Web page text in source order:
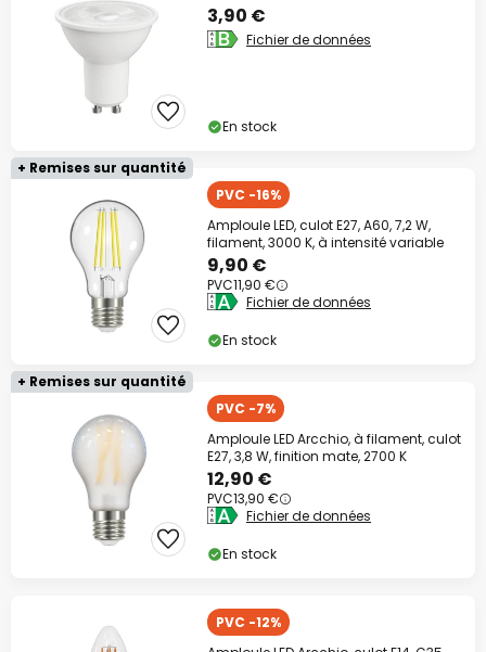
3,90 €
Fichier de données
En stock
+ Remises sur quantité
PVC -16%
Amploule LED, culot E27, A60, 7,2 W,
filament, 3000 K, à intensité variable
9,90 €
PVC11,90 €
Fichier de données
En stock
+ Remises sur quantité
PVC -7%
Amploule LED Arcchio, à filament, culot
E27, 3,8 W, finition mate, 2700 K
12,90 €
PVC13,90 €
Fichier de données
En stock
PVC -12%